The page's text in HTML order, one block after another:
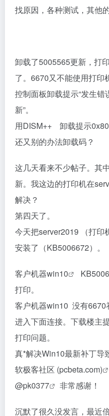
找原因，各种测试，其他
卸载了5005565更新，打
了。6670又不能使用打印
控制面板卸载提示“发生
新”。
用DISM++ 卸载提示
还又别的办法卸载码？
这几天看来不少帖子。其
新。我这边的打印机在
解决？
第四天了。
今天把server2019 （打印
安装了（KB5006672）。
客户机器win10
打印。
客户机器win10 没有6670
进入下面连接。下载楼主
打印问题。
真*解决Win10最新补丁导
软极客社区 (pcbeta.com)
@pk0377 非常感谢！
沉默了很久没发言，最近